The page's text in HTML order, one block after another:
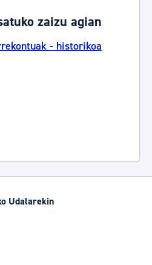
zaizu agian
- historikoa
Udalarekin